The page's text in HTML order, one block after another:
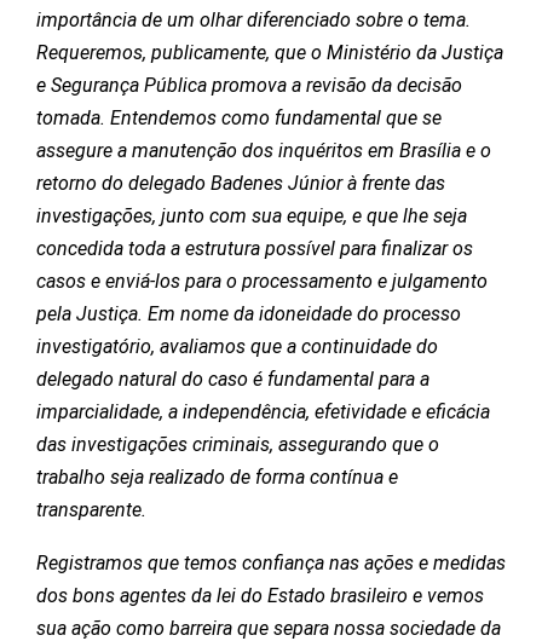
importância de um olhar diferenciado sobre o tema.
Requeremos, publicamente, que o Ministério da Justiça
e Segurança Pública promova a revisão da decisão
tomada. Entendemos como fundamental que se
assegure a manutenção dos inquéritos em Brasília e o
retorno do delegado Badenes Júnior à frente das
investigações, junto com sua equipe, e que lhe seja
concedida toda a estrutura possível para finalizar os
casos e enviá-los para o processamento e julgamento
pela Justiça. Em nome da idoneidade do processo
investigatório, avaliamos que a continuidade do
delegado natural do caso é fundamental para a
imparcialidade, a independência, efetividade e eficácia
das investigações criminais, assegurando que o
trabalho seja realizado de forma contínua e
transparente.
Registramos que temos confiança nas ações e medidas
dos bons agentes da lei do Estado brasileiro e vemos
sua ação como barreira que separa nossa sociedade da